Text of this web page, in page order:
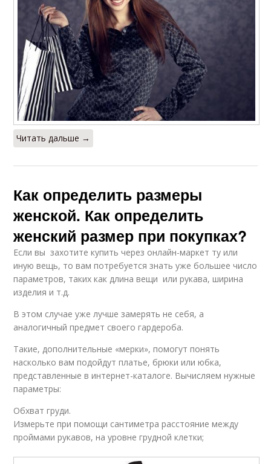
Читать дальше →
Как определить размеры
женской. Как определить
женский размер при покупках?
Если вы захотите купить через онлайн-маркет ту или
иную вещь, то вам потребуется знать уже большее число
параметров, таких как длина вещи или рукава, ширина
изделия и т.д.
В этом случае уже лучше замерять не себя, а
аналогичный предмет своего гардероба.
Такие, дополнительные «мерки», помогут понять
насколько вам подойдут платье, брюки или юбка,
представленные в интернет-каталоге. Вычисляем нужные
параметры:
Обхват груди.
Измерьте при помощи сантиметра расстояние между
проймами рукавов, на уровне грудной клетки;